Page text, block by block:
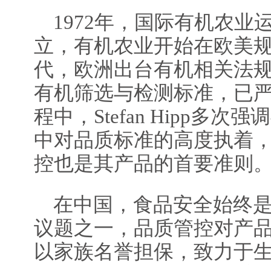
1972年，国际有机农业
立，有机农业开始在欧美
代，欧洲出台有机相关法
有机筛选与检测标准，已
程中，Stefan Hipp多次强
中对品质标准的高度执着
控也是其产品的首要准则
在中国，食品安全始终
议题之一，品质管控对产
以家族名誉担保，致力于